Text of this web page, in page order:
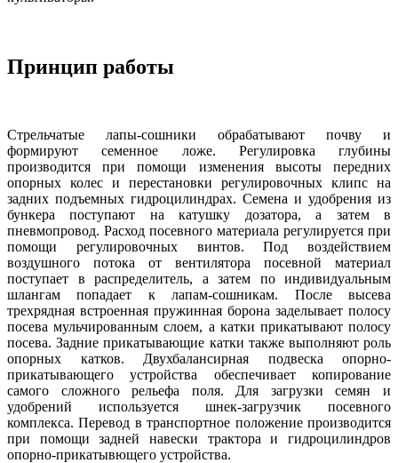
Принцип работы
Стрельчатые лапы-сошники обрабатывают почву и
формируют семенное ложе. Регулировка глубины
производится при помощи изменения высоты передних
опорных колес и перестановки регулировочных клипс на
задних подъемных гидроцилиндрах. Семена и удобрения из
бункера поступают на катушку дозатора, а затем в
пневмопровод. Расход посевного материала регулируется при
помощи регулировочных винтов. Под воздействием
воздушного потока от вентилятора посевной материал
поступает в распределитель, а затем по индивидуальным
шлангам попадает к лапам-сошникам. После высева
трехрядная встроенная пружинная борона заделывает полосу
посева мульчированным слоем, а катки прикатывают полосу
посева. Задние прикатывающие катки также выполняют роль
опорных катков. Двухбалансирная подвеска опорно-
прикатывающего устройства обеспечивает копирование
самого сложного рельефа поля. Для загрузки семян и
удобрений используется шнек-загрузчик посевного
комплекса. Перевод в транспортное положение производится
при помощи задней навески трактора и гидроцилиндров
опорно-прикатывющего устройства.